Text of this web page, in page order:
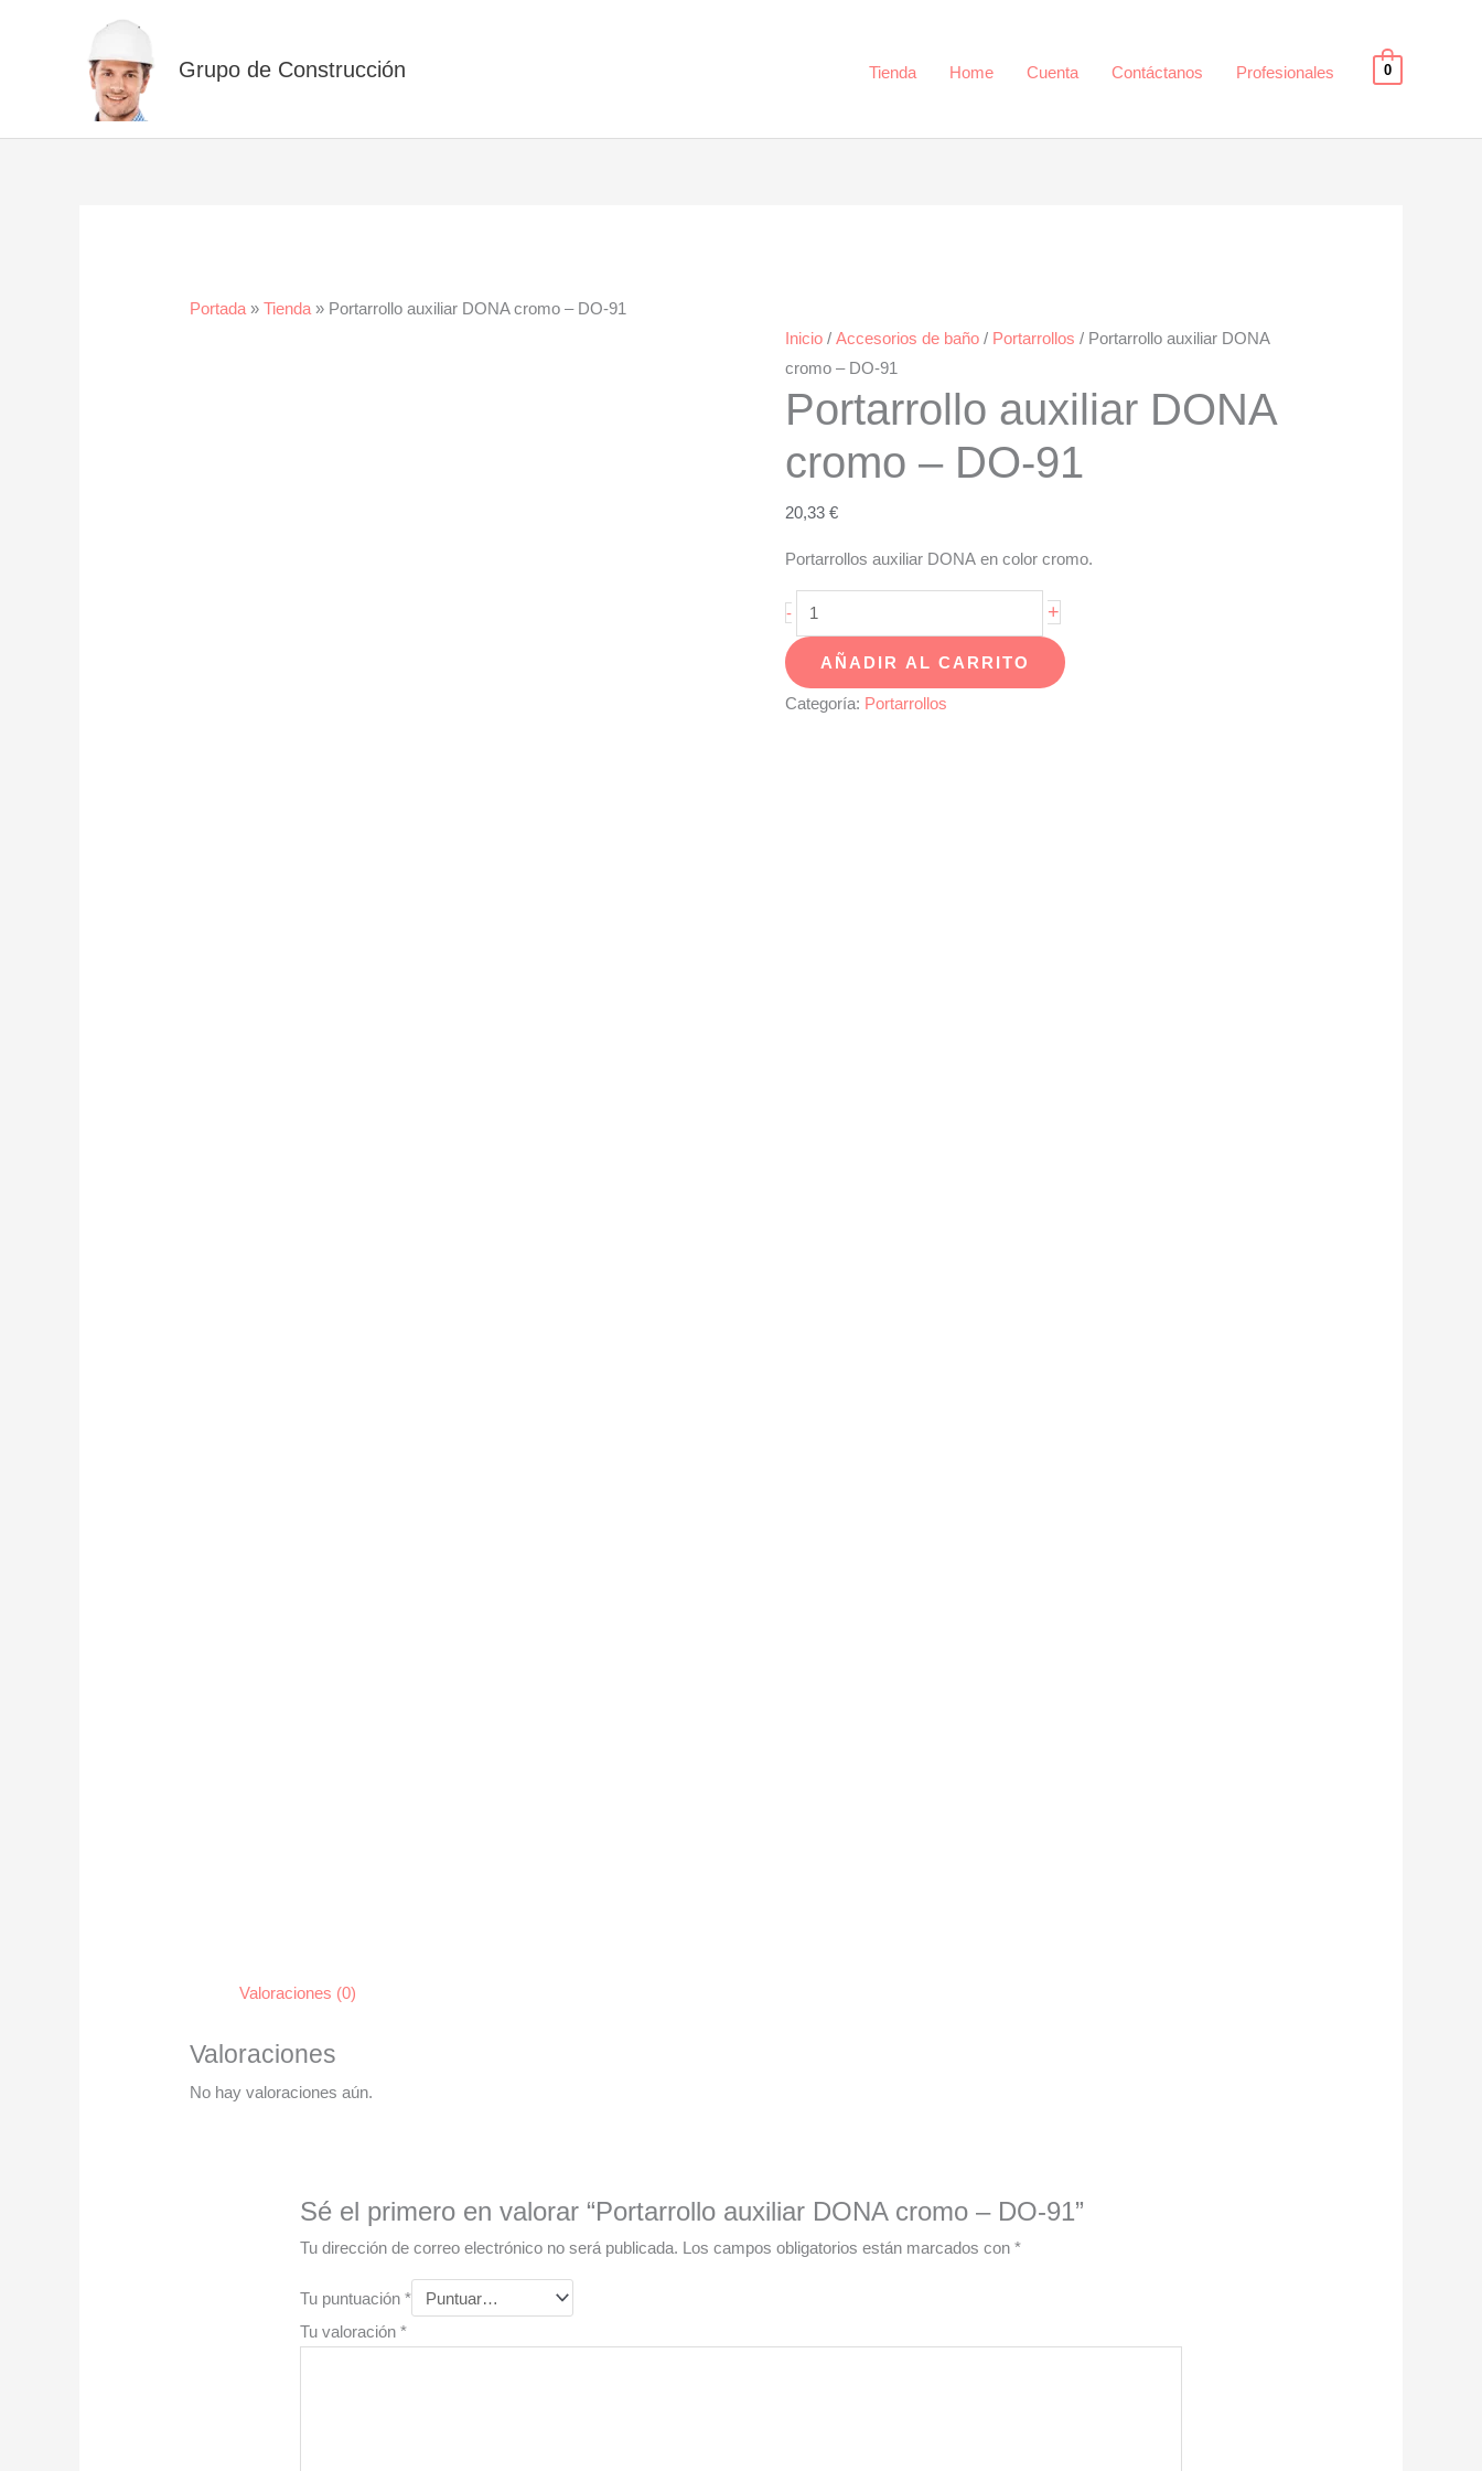
Grupo de Construcción Tienda Home Cuenta Contáctanos Profesionales 0
Portada »Tienda » Portarrollo auxiliar DONA cromo – DO-91
Inicio / Accesorios de baño / Portarrollos / Portarrollo auxiliar DONA
cromo – DO-91
Portarrollo auxiliar DONA
cromo – DO-91
20,33 €
Portarrollos auxiliar DONA en color cromo.
-
Portarrollo
auxiliar
DONA
cromo
+
AÑADIR AL CARRITO
Categoría: Portarrollos
Valoraciones (0)
Valoraciones
No hay valoraciones aún.
Sé el primero en valorar “Portarrollo auxiliar DONA cromo – DO-91”
Tu dirección de correo electrónico no será publicada. Los campos obligatorios están marcados con*
Tu puntuación*
Tu valoración*
91